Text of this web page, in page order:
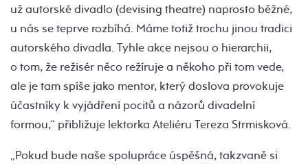
už autorské divadlo (devising theatre) naprosto běžné,
u nás se teprve rozbíhá. Máme totiž trochu jinou tradici
autorského divadla. Tyhle akce nejsou o hierarchii,
o tom, že režisér něco režíruje a někoho při tom vede,
ale je tam spíše jako mentor, který doslova provokuje
účastníky k vyjádření pocitů a názorů divadelní
formou,“ přibližuje lektorka Ateliéru Tereza Strmisková.
„Pokud bude naše spolupráce úspěšná, takzvaně si